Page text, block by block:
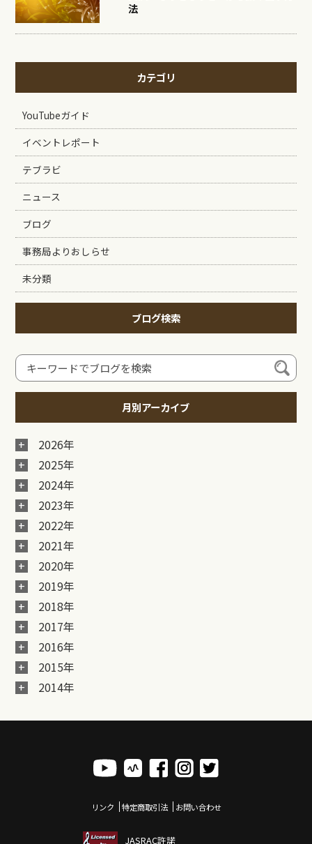
法
カテゴリ
YouTubeガイド
イベントレポート
テブラビ
ニュース
ブログ
事務局よりおしらせ
未分類
ブログ検索
月別アーカイブ
2026年
2025年
2024年
2023年
2022年
2021年
2020年
2019年
2018年
2017年
2016年
2015年
2014年
リンク 特定商取引法 お問い合わせ
JASRAC許諾